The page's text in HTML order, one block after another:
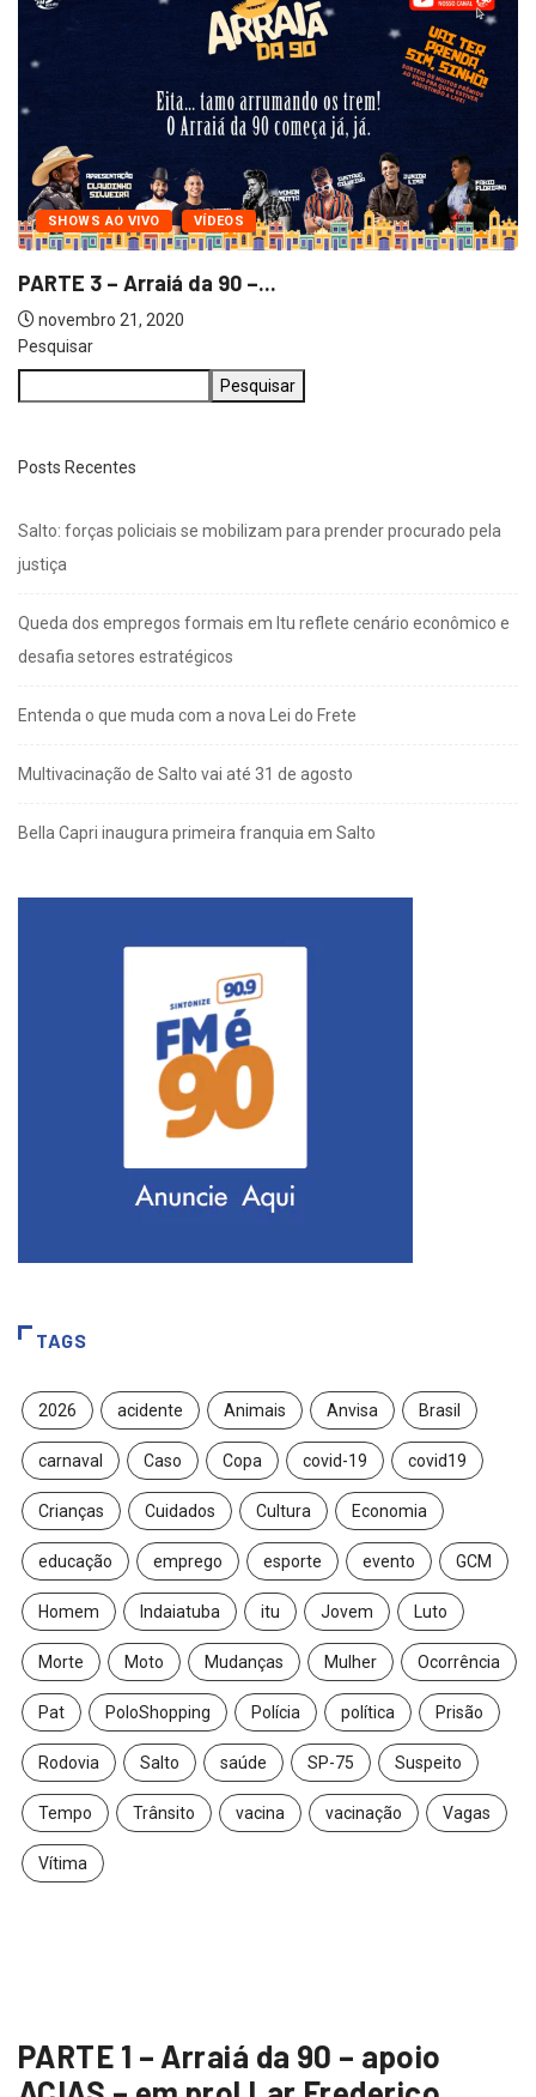
SHOWS AO VIVO VÍDEOS
PARTE 1 – Arraiá da 90 –...
novembro 21, 2020
Pesquisar
Pesquisar
Posts Recentes
Salto: forças policiais se mobilizam para prender procurado pela
justiça
Queda dos empregos formais em Itu reflete cenário econômico e
desafia setores estratégicos
Entenda o que muda com a nova Lei do Frete
Multivacinação de Salto vai até 31 de agosto
Bella Capri inaugura primeira franquia em Salto
TAGS
2026 acidente Animais Anvisa Brasil
carnaval Caso Copa covid-19 covid19
Crianças Cuidados Cultura Economia
educação emprego esporte evento GCM
Homem Indaiatuba itu Jovem Luto
Morte Moto Mudanças Mulher Ocorrência
Pat PoloShopping Polícia política Prisão
Rodovia Salto saúde SP-75 Suspeito
Tempo Trânsito vacina vacinação Vagas
Vítima
PARTE 1 – Arraiá da 90 – apoio